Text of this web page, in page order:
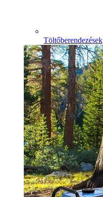
Töltőberendezések